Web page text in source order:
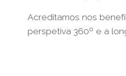
Acreditamos nos
perspetiva 360º e a